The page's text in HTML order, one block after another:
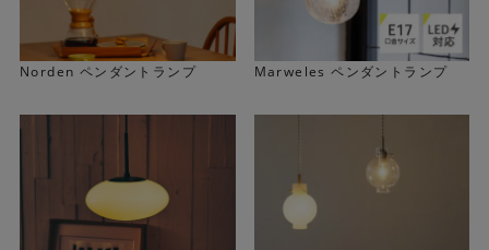
Norden ペンダントランプ Marweles ペンダントランプ